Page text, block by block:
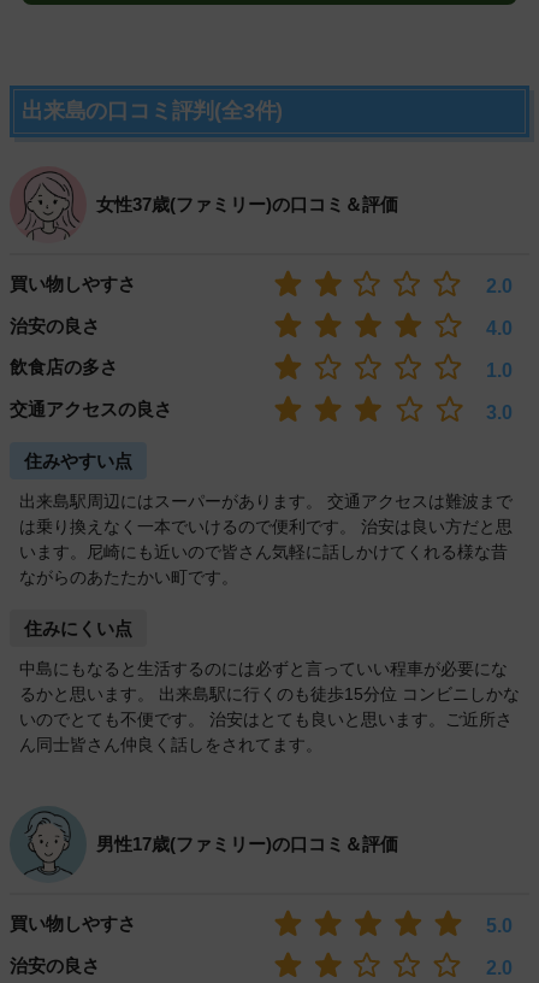
出来島の口コミ評判(全3件)
女性37歳(ファミリー)の口コミ＆評価
買い物しやすさ
2.0
治安の良さ
4.0
飲食店の多さ
1.0
交通アクセスの良さ
3.0
住みやすい点
出来島駅周辺にはスーパーがあります。 交通アクセスは難波まで
は乗り換えなく一本でいけるので便利です。 治安は良い方だと思
います。尼崎にも近いので皆さん気軽に話しかけてくれる様な昔
ながらのあたたかい町です。
住みにくい点
中島にもなると生活するのには必ずと言っていい程車が必要にな
るかと思います。 出来島駅に行くのも徒歩15分位 コンビニしかな
いのでとても不便です。 治安はとても良いと思います。ご近所さ
ん同士皆さん仲良く話しをされてます。
男性17歳(ファミリー)の口コミ＆評価
買い物しやすさ
5.0
治安の良さ
2.0